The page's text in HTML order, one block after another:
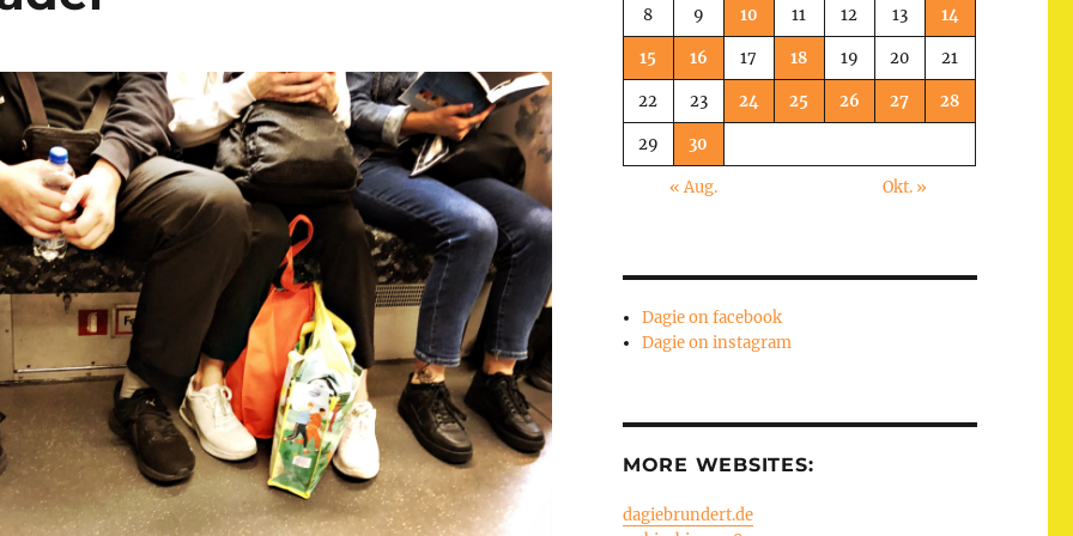
8 9 10 11 12 13 14
15 16 17 18 19 20 21
22 23 24 25 26 27 28
29 30
« Aug. Okt. »
Dagie on facebook
Dagie on instagram
MORE WEBSITES:
dagiebrundert.de